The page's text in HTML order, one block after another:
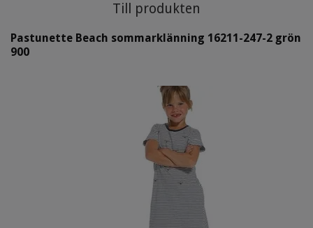
Till produkten
Pastunette Beach sommarklänning 16211-247-2 grön
900